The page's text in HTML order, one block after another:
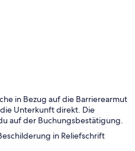
in Bezug auf die Barrierearmut
Unterkunft direkt. Die
auf der Buchungsbestätigung.
in Reliefschrift